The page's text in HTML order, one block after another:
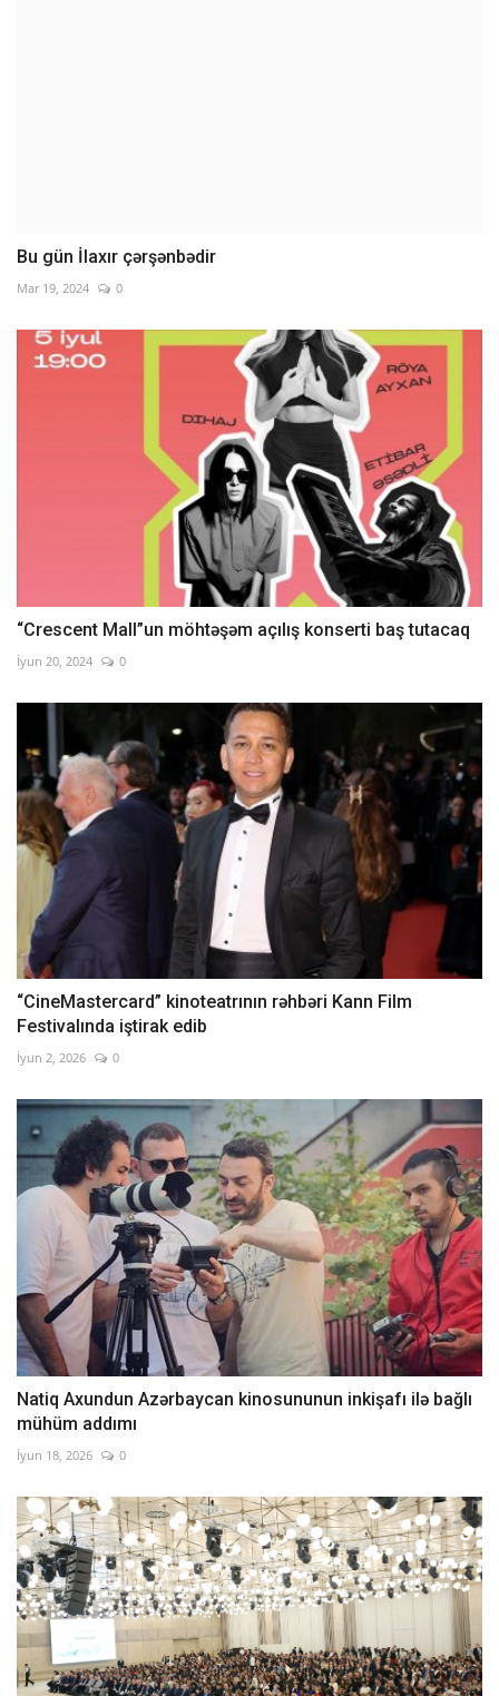
Bu gün İlaxır çərşənbədir
Mar 19, 2024 0
“Crescent Mall”un möhtəşəm açılış konserti baş tutacaq
İyun 20, 2024 0
“CineMastercard” kinoteatrının rəhbəri Kann Film
Festivalında iştirak edib
İyun 2, 2026 0
Natiq Axundun Azərbaycan kinosununun inkişafı ilə bağlı
mühüm addımı
İyun 18, 2026 0